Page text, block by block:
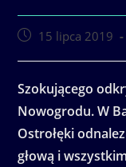
Post15 lipca 2019
Szokującego
Nowogrodu. W
Ostrołęki
głową i